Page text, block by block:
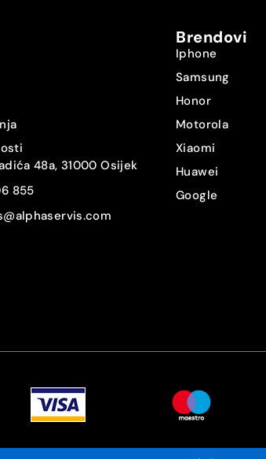
48a, 31000 Osijek
855
Brendovi
Iphone
Samsung
Honor
Motorola
Xiaomi
Huawei
Google